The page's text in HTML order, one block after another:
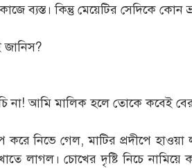
ব্যস্ত। কিন্তু মেয়েটির সেদিকে কোন
না! আমি মালিক হলে তোকে কবেই
নিভে গেল, মাটির প্রদীপে
লাগল। চোখের দৃষ্টি নিচে